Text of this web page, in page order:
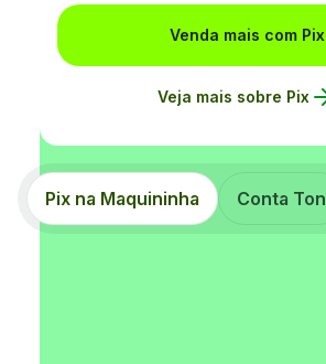
Venda mais com Pix
Veja mais sobre Pix
Pix na Maquininha Conta Ton